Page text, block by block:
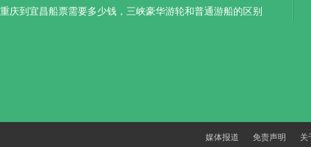
重庆到宜昌船票需要多少钱，三峡豪华游轮和普通游船的区别
媒体报道 免责声明 关